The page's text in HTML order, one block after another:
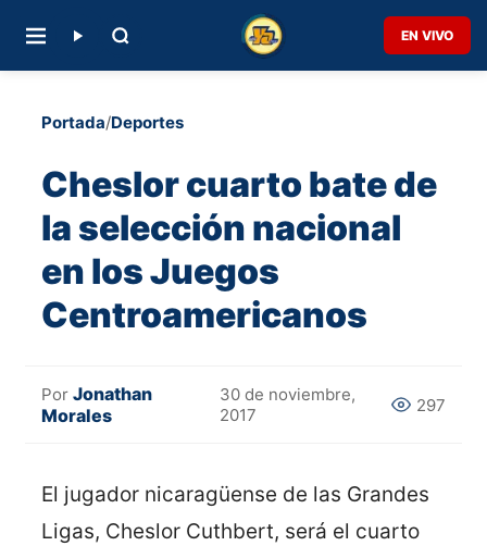
EN VIVO
Portada/Deportes
Cheslor cuarto bate de
la selección nacional
en los Juegos
Centroamericanos
Por Jonathan
Morales
30 de noviembre,
2017
297
El jugador nicaragüense de las Grandes
Ligas, Cheslor Cuthbert, será el cuarto